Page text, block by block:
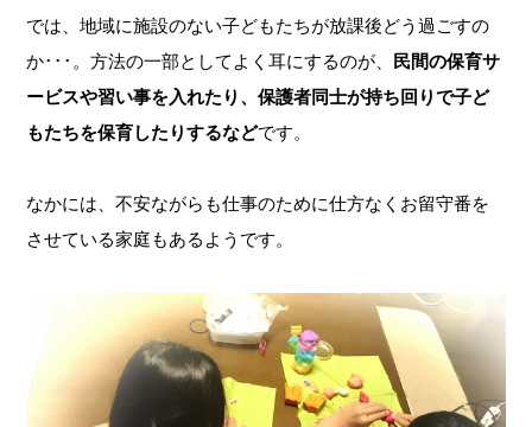
では、地域に施設のない子どもたちが放課後どう過ごすの
か･･･。方法の一部としてよく耳にするのが、 民間の保育サ
ービスや習い事を入れたり、保護者同士が持ち回りで子ど
もたちを保育したりするなどです。
なかには、不安ながらも仕事のために仕方なくお留守番を
させている家庭もあるようです。